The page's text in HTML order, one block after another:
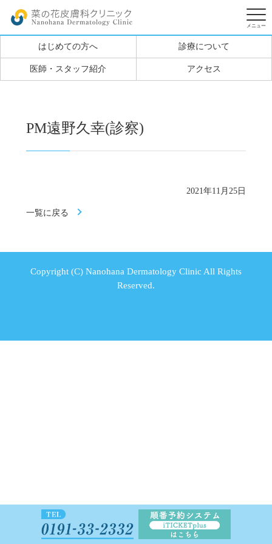
はじめての方へ 診療について
医師・スタッフ紹介 アクセス
PM遠野久幸(診察)
2021年11月25日
一覧に戻る
Copyright (C) Nanohana Dermatology Clinic All Rights
Reserved.